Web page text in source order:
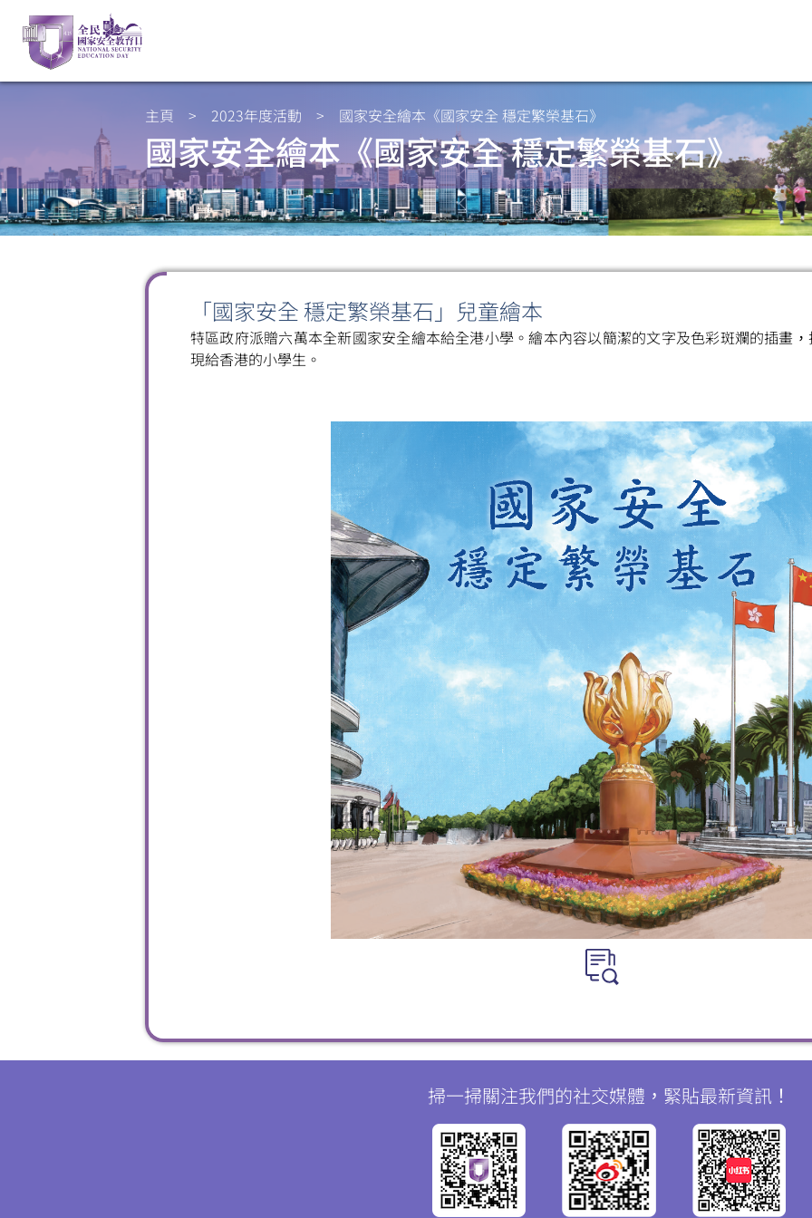
主頁 > 2023年度活動 > 國家安全繪本《國家安全 穩定繁榮基石》
國家安全繪本《國家安全 穩定繁榮基石》
「國家安全 穩定繁榮基石」兒童繪本
特區政府派贈六萬本全新國家安全繪本給全港小學。繪本內容以簡潔的文字及色彩斑斕的插畫
現給香港的小學生。
掃一掃關注我們的社交媒體，緊貼最新資訊！
掃一掃關注我們的社交媒體，緊貼最新資訊！
微
信
微
博 紅書